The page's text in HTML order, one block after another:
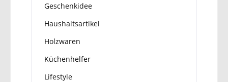
Geschenkidee
Haushaltsartikel
Holzwaren
Küchenhelfer
Lifestyle